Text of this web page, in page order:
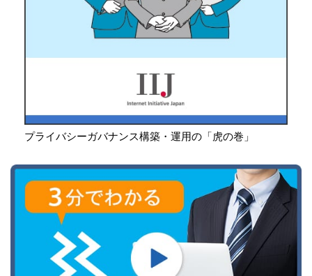
プライバシーガバナンス構築・運用の「虎の巻」